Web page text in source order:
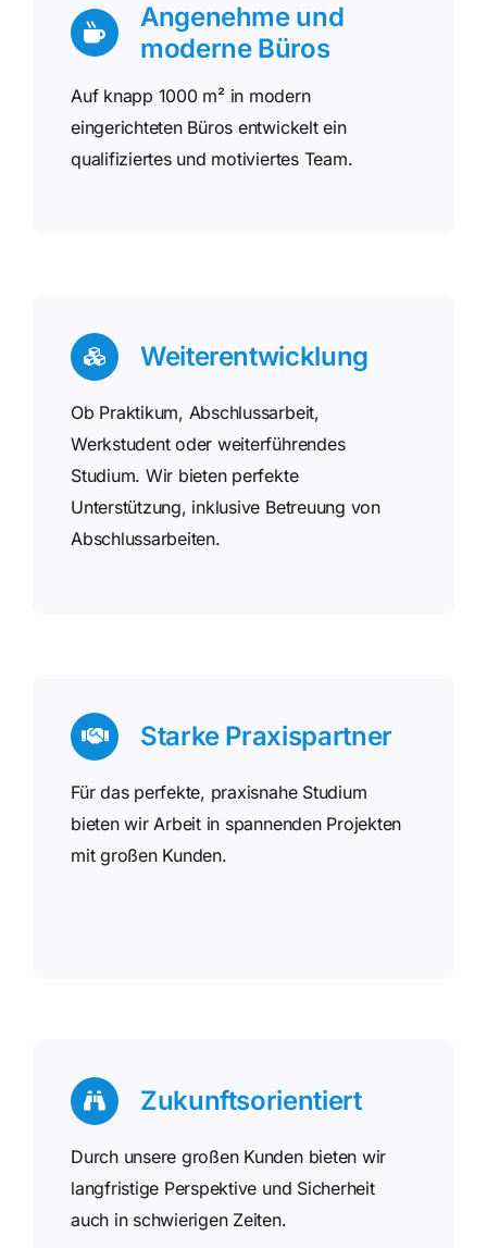
Angenehme und
moderne Büros
Auf knapp 1000 m² in modern
eingerichteten Büros entwickelt ein
qualifiziertes und motiviertes Team.
Weiterentwicklung
Ob Praktikum, Abschlussarbeit,
Werkstudent oder weiterführendes
Studium. Wir bieten perfekte
Unterstützung, inklusive Betreuung von
Abschlussarbeiten.
Starke Praxispartner
Für das perfekte, praxisnahe Studium
bieten wir Arbeit in spannenden Projekten
mit großen Kunden.
Zukunftsorientiert
Durch unsere großen Kunden bieten wir
langfristige Perspektive und Sicherheit
auch in schwierigen Zeiten.